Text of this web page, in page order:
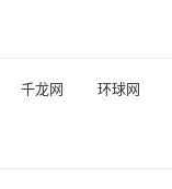
千龙网 环球网